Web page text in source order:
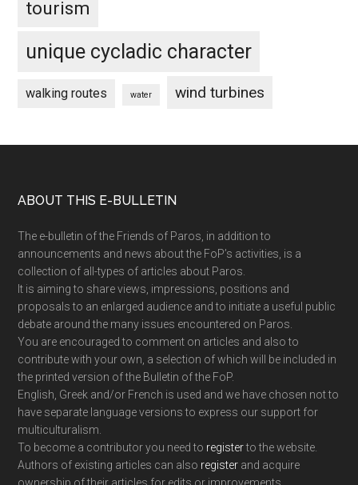
tourism
unique cycladic character
walking routes water wind turbines
Footer
ABOUT THIS E-BULLETIN
The e-bulletin of the Friends of Paros, in addition to
announcements and news about the FoP’s activities, is a
collection of all-types of articles about Paros.
It is aiming to share views, impressions, positions and
proposals to an enlarged audience and to initiate a useful public
debate around the many issues encountered on Paros.
You are encouraged to comment on articles and also to
contribute with your own, a selection of which will be included in
the printed version of the Bulletin of the FoP.
English, Greek and/or French is used and we have chosen not to
have separate language versions to express our support for
multiculturalism.
To become a contributor you need to registerto the website.
Authors of existing articles can also register and acquire